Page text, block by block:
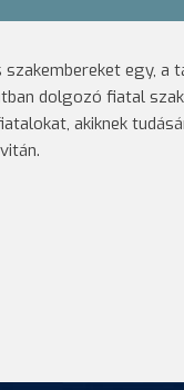
egy, a
dolgozó fiatal
akiknek